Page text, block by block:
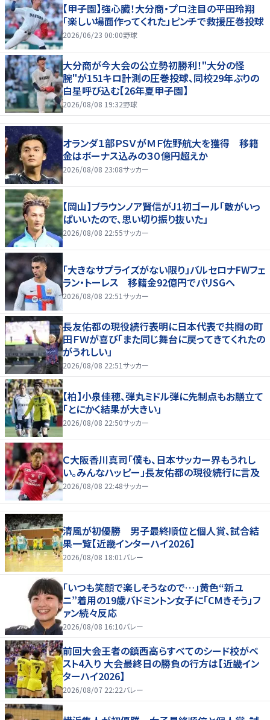
【甲子園】強心臓！大分商・プロ注目の平田玲翔
「楽しい場面作ってくれた」ピンチで救援圧巻投球
2026/06/23 00:00野球
大分商が今大会の公立勢初勝利！"大分の怪
腕"が151キロ計測の圧巻投球、同校29年ぶりの
白星呼び込む【26年夏甲子園】
2026/08/08 19:32野球
オランダ１部ＰＳＶがＭＦ佐野航大を獲得 移籍
金はボーナス込みの３０億円超えか
2026/08/08 23:08サッカー
【岡山】ブラウンノア賢信がJ1初ゴール「敵がいっ
ぱいいたので、思い切り振り抜いた」
2026/08/08 22:55サッカー
「大きなサプライズがない限り」バルセロナFWフェ
ラン・トーレス 移籍金92億円でパリSGへ
2026/08/08 22:51サッカー
長友佑都の現役続行表明に日本代表で共闘の町
田ＦＷが喜び「また同じ舞台に戻ってきてくれたの
がうれしい」
2026/08/08 22:51サッカー
【柏】小泉佳穂、弾丸ミドル弾に先制点もお膳立て
「とにかく結果が大きい」
2026/08/08 22:50サッカー
Ｃ大阪香川真司「僕も、日本サッカー界もうれし
い。みんなハッピー」長友佑都の現役続行に言及
2026/08/08 22:48サッカー
清風が初優勝 男子最終順位と個人賞、試合結
果一覧【近畿インターハイ2026】
2026/08/08 18:01 バレー
「いつも笑顔で楽しそうなので…」黄色“新ユ
ニ”着用の19歳バドミントン女子に「CMきそう」フ
ァン続々反応
2026/08/08 16:10バレー
前回大会王者の鎮西高らすべてのシード校がベ
スト4入り 大会最終日の勝負の行方は【近畿イン
ターハイ2026】
2026/08/07 22:22バレー